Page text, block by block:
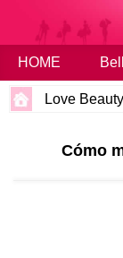
HOME
Love Beauty
Cómo